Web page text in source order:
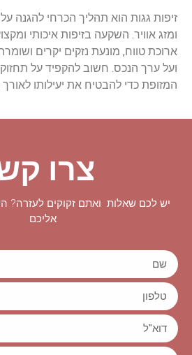
זיפות גגות הוא תהליך הכרחי להגנה
ומזג אוויר. השקעה בזיפות איכותי
ארוכת טווח, מונעת נזקים יקרים
ועל ערך הנכס. חשוב להקפיד על
המזופת כדי להבטיח את יעילותו
צרו
יש לכם שאלות ואתם זקוקים לעזרה?
אליכם